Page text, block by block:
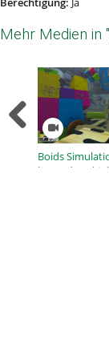
Mehr Medien in
Boids
located XR |